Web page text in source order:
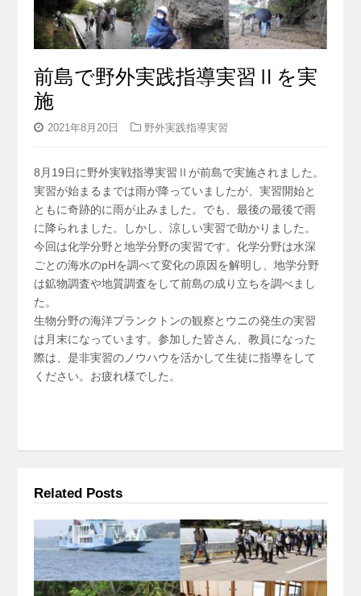
前島で野外実践指導実習Ⅱを実
施
2021年8月20日 野外実践指導実習
8月19日に野外実戦指導実習Ⅱが前島で実施されました。
実習が始まるまでは雨が降っていましたが、実習開始と
ともに奇跡的に雨が止みました。でも、最後の最後で雨
に降られました。しかし、涼しい実習で助かりました。
今回は化学分野と地学分野の実習です。化学分野は水深
ごとの海水のpHを調べて変化の原因を解明し、地学分野
は鉱物調査や地質調査をして前島の成り立ちを調べまし
た。
生物分野の海洋プランクトンの観察とウニの発生の実習
は月末になっています。参加した皆さん、教員になった
際は、是非実習のノウハウを活かして生徒に指導をして
ください。お疲れ様でした。
Related Posts